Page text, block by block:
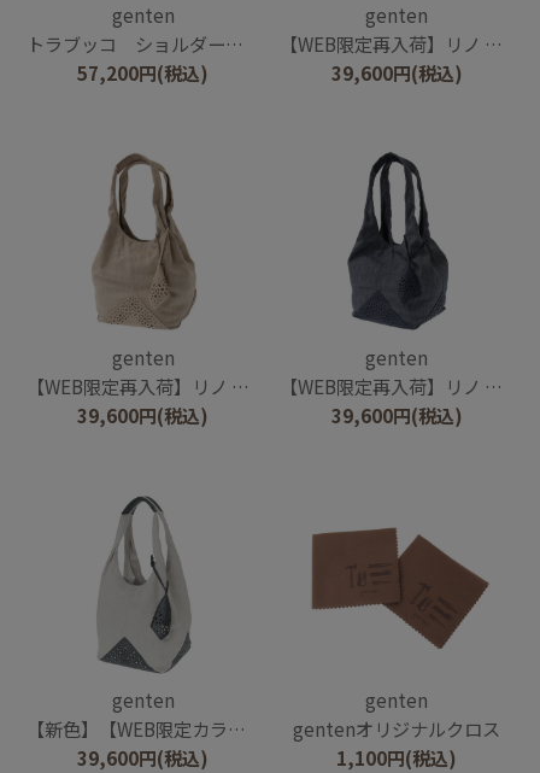
genten
トラブッコ ショルダーバッグ大
57,200円(税込)
genten
【WEB限定再入荷】リノ トートバッグ大
39,600円(税込)
genten
【WEB限定再入荷】リノ トートバッグ大
39,600円(税込)
genten
【WEB限定再入荷】リノ トートバッグ大
39,600円(税込)
genten
【新色】【WEB限定カラー】リノ トートバッグ大
39,600円(税込)
genten
gentenオリジナルクロス
1,100円(税込)